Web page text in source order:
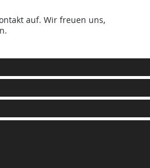
auf. Wir freuen uns,